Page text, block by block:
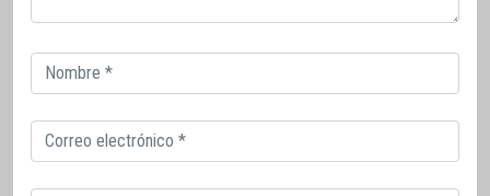
Correo
electrónico
Correo
electrónico